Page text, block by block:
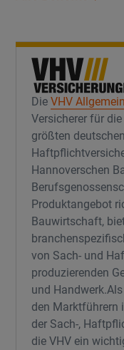
Die VHV
Versicherer für
größten
Hannoverschen
Produktangebot
Bauwirtschaft,
von Sach- und
produzierenden
und
den Marktführern
der Sach-,
die VHV ein